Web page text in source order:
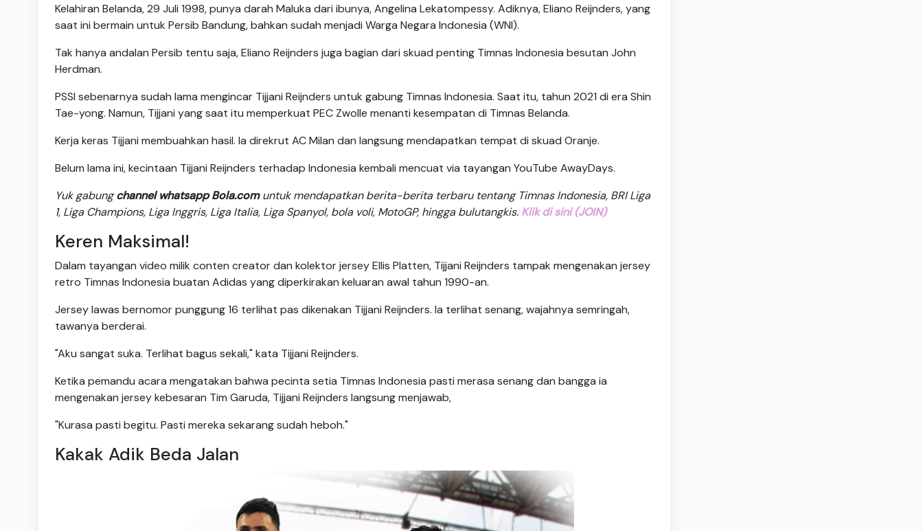
Kelahiran Belanda, 29 Juli 1998, punya darah Maluka dari ibunya, Angelina Lekatompessy. Adiknya, Eliano Reijnders, yang
saat ini bermain untuk Persib Bandung, bahkan sudah menjadi Warga Negara Indonesia (WNI).
Tak hanya andalan Persib tentu saja, Eliano Reijnders juga bagian dari skuad penting Timnas Indonesia besutan John
Herdman.
PSSI sebenarnya sudah lama mengincar Tijjani Reijnders untuk gabung Timnas Indonesia. Saat itu, tahun 2021 di era Shin
Tae-yong. Namun, Tijjani yang saat itu memperkuat PEC Zwolle menanti kesempatan di Timnas Belanda.
Kerja keras Tijjani membuahkan hasil. Ia direkrut AC Milan dan langsung mendapatkan tempat di skuad Oranje.
Belum lama ini, kecintaan Tijjani Reijnders terhadap Indonesia kembali mencuat via tayangan YouTube AwayDays.
Yuk gabungchannel whatsapp Bola.comuntuk mendapatkan berita-berita terbaru tentang Timnas Indonesia, BRI Liga
1, Liga Champions, Liga Inggris, Liga Italia, Liga Spanyol, bola voli, MotoGP, hingga bulutangkis. Klik di sini (JOIN)
Keren Maksimal!
Dalam tayangan video milik conten creator dan kolektor jersey Ellis Platten, Tijjani Reijnders tampak mengenakan jersey
retro Timnas Indonesia buatan Adidas yang diperkirakan keluaran awal tahun 1990-an.
Jersey lawas bernomor punggung 16 terlihat pas dikenakan Tijjani Reijnders. Ia terlihat senang, wajahnya semringah,
tawanya berderai.
"Aku sangat suka. Terlihat bagus sekali," kata Tijjani Reijnders.
Ketika pemandu acara mengatakan bahwa pecinta setia Timnas Indonesia pasti merasa senang dan bangga ia
mengenakan jersey kebesaran Tim Garuda, Tijjani Reijnders langsung menjawab,
"Kurasa pasti begitu. Pasti mereka sekarang sudah heboh."
Kakak Adik Beda Jalan